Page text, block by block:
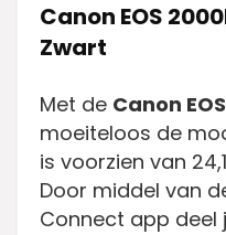
Canon EOS
Zwart
Met de Canon
moeiteloos de
is voorzien van
Door middel van
Connect app deel